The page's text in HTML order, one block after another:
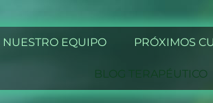
NUESTRO EQUIPO PRÓXIMOS
BLOG TERAPÉUTICO